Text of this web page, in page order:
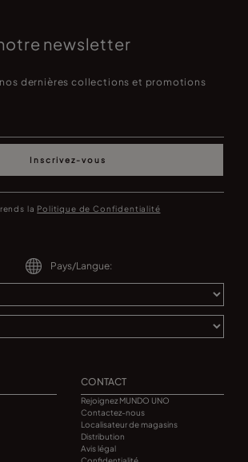
newsletter
nos dernières collections et promotions
Inscrivez-vous
la Politique de Confidentialité
Pays/Langue:
CONTACT
Rejoignez MUNDO UNO
Contactez-nous
Localisateur de magasins
Distribution
Avis légal